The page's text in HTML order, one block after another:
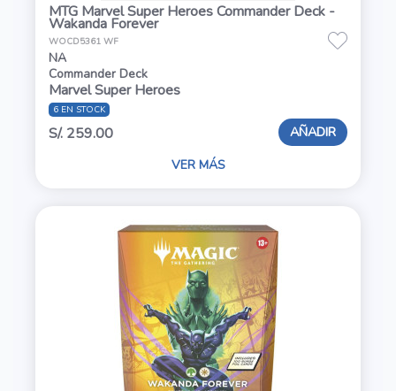
MTG Marvel Super Heroes Commander Deck -
Wakanda Forever
WOCD5361 WF
NA
Commander Deck
Marvel Super Heroes
6 EN STOCK
S/. 259.00 AÑADIR
VER MÁS